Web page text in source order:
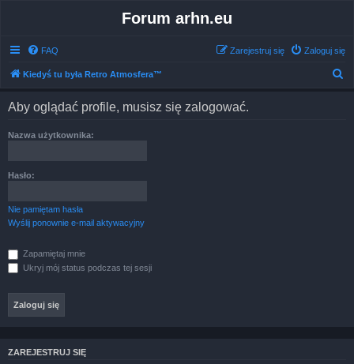
Forum arhn.eu
FAQ Zaloguj się
Zarejestruj się
Kiedyś tu była Retro Atmosfera™
Aby oglądać profile, musisz się zalogować.
Nazwa użytkownika:
Hasło:
Nie pamiętam hasła
Wyślij ponownie e-mail aktywacyjny
Zapamiętaj mnie
Ukryj mój status podczas tej sesji
ZAREJESTRUJ SIĘ